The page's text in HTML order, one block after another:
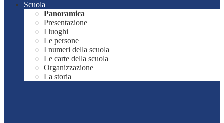
Scuola
Panoramica
Presentazione
I luoghi
Le persone
I numeri della scuola
Le carte della scuola
Organizzazione
La storia